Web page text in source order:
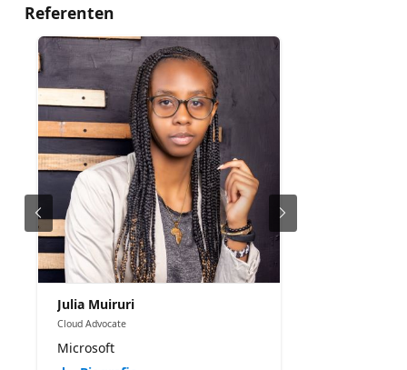
Referenten
Julia Muiruri
Cloud Advocate
Microsoft